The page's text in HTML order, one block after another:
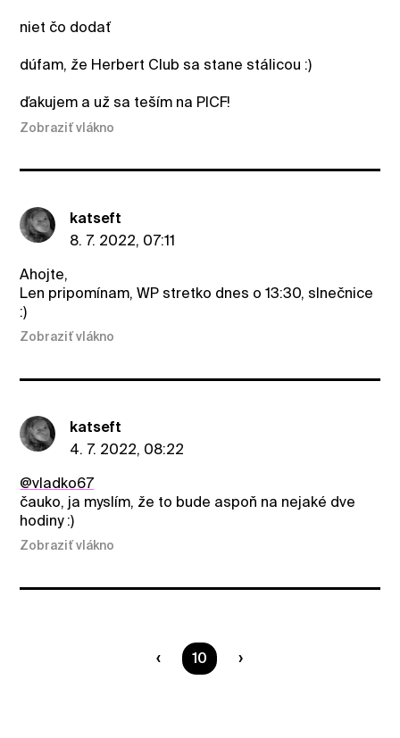
niet čo dodať
dúfam, že Herbert Club sa stane stálicou :)
ďakujem a už sa teším na PICF!
Zobraziť vlákno
katseft
8. 7. 2022, 07:11
Ahojte,
Len pripomínam, WP stretko dnes o 13:30, slnečnice
:)
Zobraziť vlákno
katseft
4. 7. 2022, 08:22
@vladko67
čauko, ja myslím, že to bude aspoň na nejaké dve
hodiny :)
Zobraziť vlákno
Ste na strane
10